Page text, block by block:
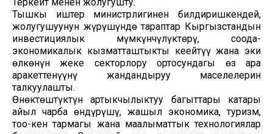
Теркейт менен жолугушту.
Тышкы иштер министрлигинен билдиришкендей,
жолугушуунун жүрүшүндө тараптар Кыргызстандын
инвестициялык мүмкүнчүлүктөрү, соода-
экономикалык кызматташтыкты кеңейтүү жана эки
өлкөнүн жеке секторлору ортосундагы өз ара
аракеттенүүнү жандандыруу маселелерин
талкуулашты.
Өнөктөштүктүн артыкчылыктуу багыттары катары
айыл чарба өндүрүшү, жашыл экономика, туризм,
тоо-кен тармагы жана маалыматтык технологиялар